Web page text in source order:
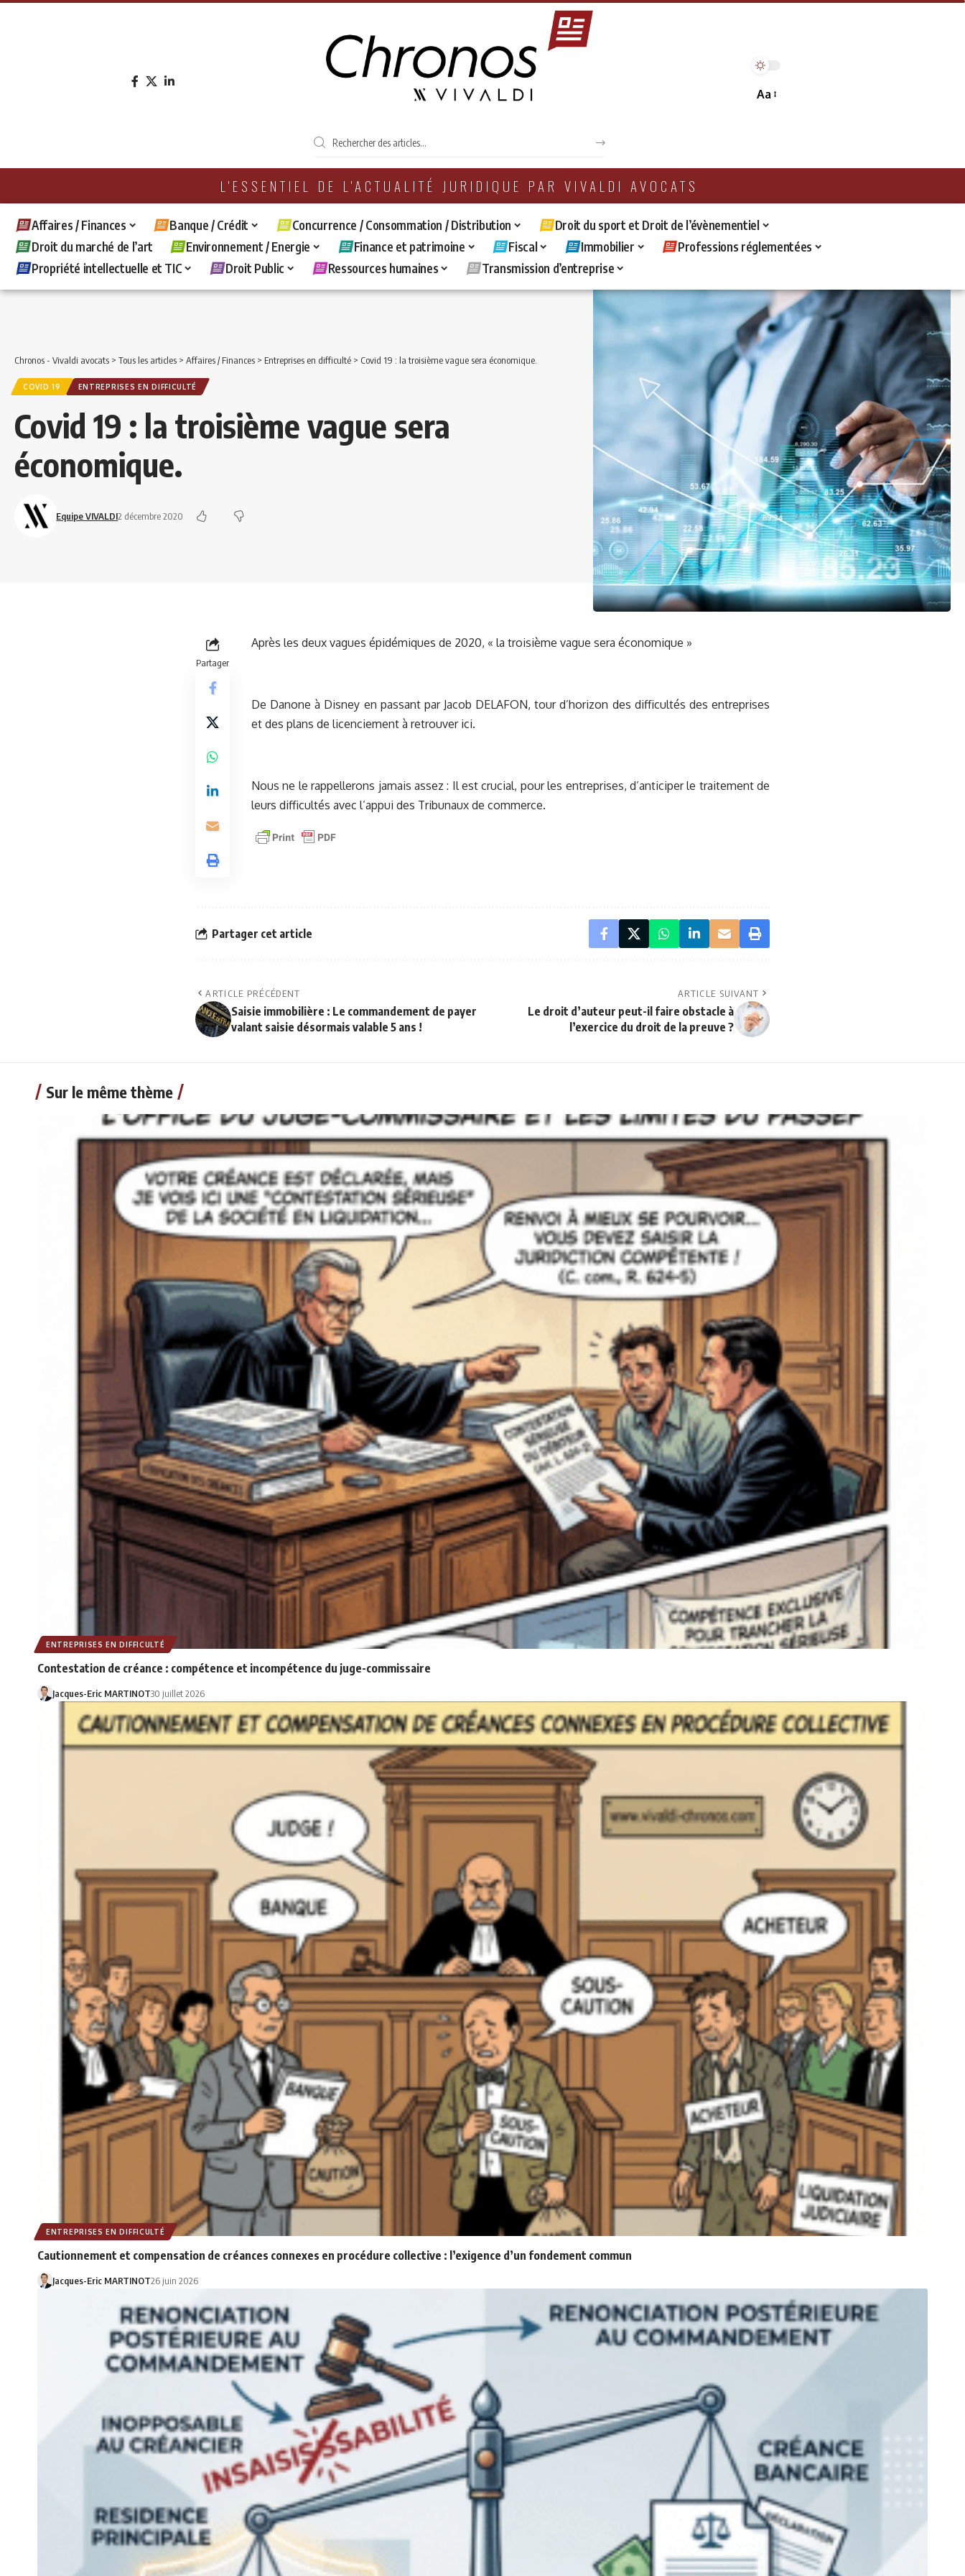
Aa
L'ESSENTIEL DE L'ACTUALITÉ JURIDIQUE PAR VIVALDI AVOCATS
Affaires / Finances Banque / Crédit Concurrence / Consommation / Distribution
Droit du sport et Droit de l’évènementiel
Droit du marché de l’art
Environnement / Energie Finance et patrimoine Fiscal Immobilier
Professions réglementées
Propriété intellectuelle et TIC
Droit Public Ressources humaines Transmission d’entreprise
Chronos - Vivaldi avocats > Tous les articles > Affaires / Finances > Entreprises en difficulté > Covid 19 : la troisième vague sera économique.
COVID 19 ENTREPRISES EN DIFFICULTÉ
Covid 19 : la troisième vague sera
économique.
Equipe VIVALDI2 décembre 2020
Partager
Après les deux vagues épidémiques de 2020, « la troisième vague sera économique »
De Danone à Disney en passant par Jacob DELAFON, tour d’horizon des difficultés des entreprises
et des plans de licenciement à retrouver ici.
Nous ne le rappellerons jamais assez : Il est crucial, pour les entreprises, d’anticiper le traitement de
leurs difficultés avec l’appui des Tribunaux de commerce.
Partager cet article
ARTICLE PRÉCÉDENT
Saisie immobilière : Le commandement de payer
valant saisie désormais valable 5 ans !
ARTICLE SUIVANT
Le droit d’auteur peut-il faire obstacle à
l’exercice du droit de la preuve ?
Sur le même thème
ENTREPRISES EN DIFFICULTÉ
Contestation de créance : compétence et incompétence du juge-commissaire
Jacques-Eric MARTINOT30 juillet 2026
ENTREPRISES EN DIFFICULTÉ
Cautionnement et compensation de créances connexes en procédure collective : l’exigence d’un fondement commun
Jacques-Eric MARTINOT26 juin 2026